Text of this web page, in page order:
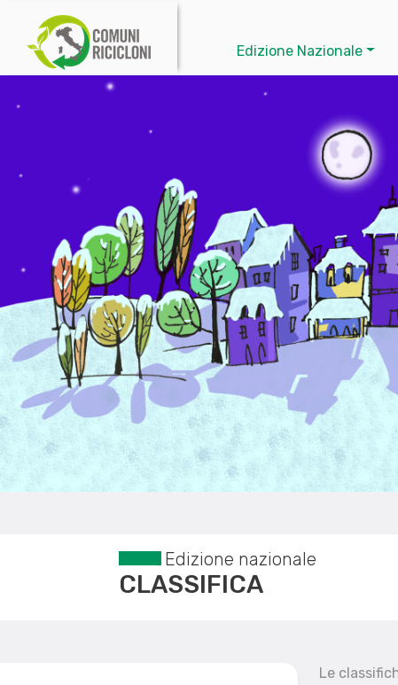
Edizione Nazionale
Edizione nazionale
CLASSIFICA
Le